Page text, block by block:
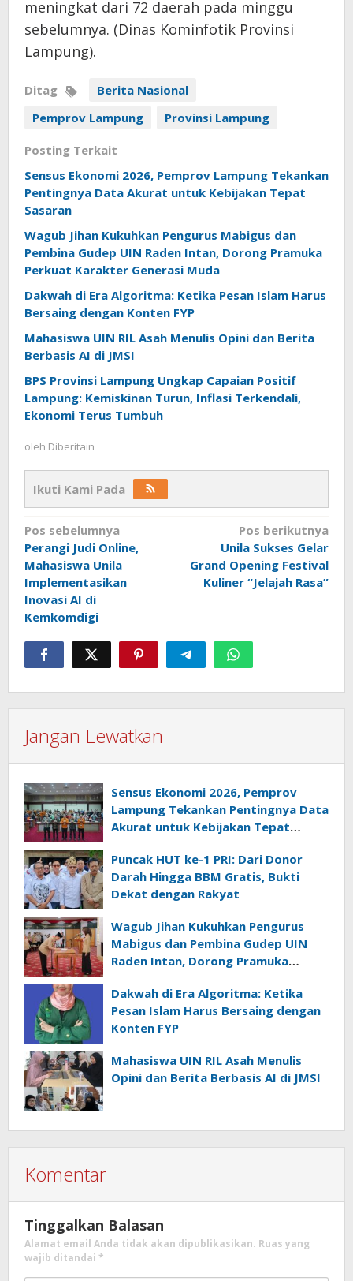
meningkat dari 72 daerah pada minggu
sebelumnya. (Dinas Kominfotik Provinsi
Lampung).
Ditag
Berita Nasional
Pemprov Lampung
Provinsi Lampung
Posting Terkait
Sensus Ekonomi 2026, Pemprov Lampung Tekankan
Pentingnya Data Akurat untuk Kebijakan Tepat
Sasaran
Wagub Jihan Kukuhkan Pengurus Mabigus dan
Pembina Gudep UIN Raden Intan, Dorong Pramuka
Perkuat Karakter Generasi Muda
Dakwah di Era Algoritma: Ketika Pesan Islam Harus
Bersaing dengan Konten FYP
Mahasiswa UIN RIL Asah Menulis Opini dan Berita
Berbasis AI di JMSI
BPS Provinsi Lampung Ungkap Capaian Positif
Lampung: Kemiskinan Turun, Inflasi Terkendali,
Ekonomi Terus Tumbuh
oleh Diberitain
Ikuti Kami Pada
Navigasi
pos
Pos sebelumnya
Perangi Judi Online,
Mahasiswa Unila
Implementasikan
Inovasi AI di
Kemkomdigi
Pos berikutnya
Unila Sukses Gelar
Grand Opening Festival
Kuliner “Jelajah Rasa”
Jangan Lewatkan
Sensus Ekonomi 2026, Pemprov
Lampung Tekankan Pentingnya Data
Akurat untuk Kebijakan Tepat
Puncak HUT ke-1 PRI: Dari Donor
Darah Hingga BBM Gratis, Bukti
Dekat dengan Rakyat
Wagub Jihan Kukuhkan Pengurus
Mabigus dan Pembina Gudep UIN
Raden Intan, Dorong Pramuka
Dakwah di Era Algoritma: Ketika
Pesan Islam Harus Bersaing dengan
Konten FYP
Mahasiswa UIN RIL Asah Menulis
Opini dan Berita Berbasis AI di JMSI
Komentar
Tinggalkan Balasan
Alamat email Anda tidak akan dipublikasikan. Ruas yang
wajib ditandai *